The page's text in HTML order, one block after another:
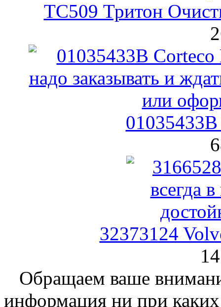
TC509 Тритон
32373124
Обращаем ваше
информация ни при каких